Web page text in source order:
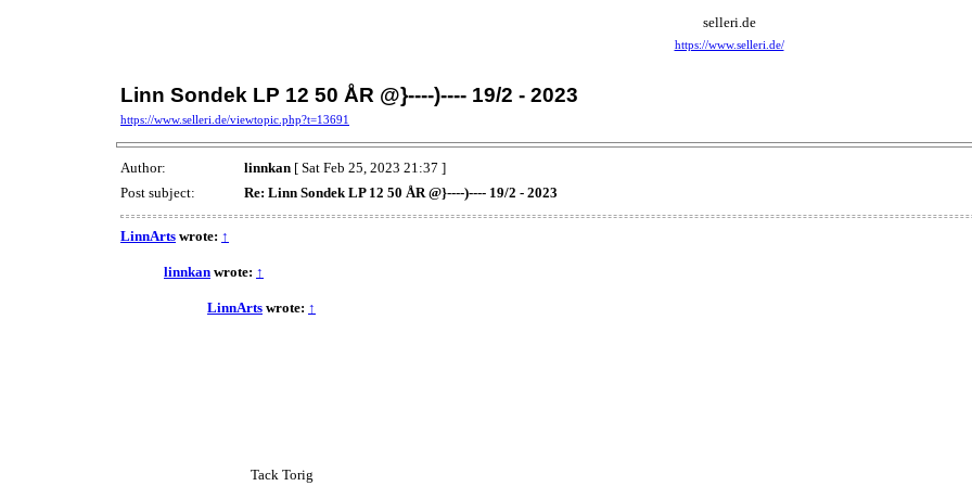
selleri.de
https://www.selleri.de/
Linn Sondek LP 12 50 ÅR @}----)---- 19/2 - 2023
https://www.selleri.de/viewtopic.php?t=13691
Author: linnkan [ Sat Feb 25, 2023 21:37 ]
Post subject:
Re: Linn Sondek LP 12 50 ÅR @}----)---- 19/2 - 2023
LinnArts wrote: ↑
linnkan wrote: ↑
LinnArts wrote: ↑
Tack Torig